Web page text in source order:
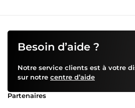
Besoin d’aide ?
Notre service clients est à votre
sur notre centre d’aide
Partenaires